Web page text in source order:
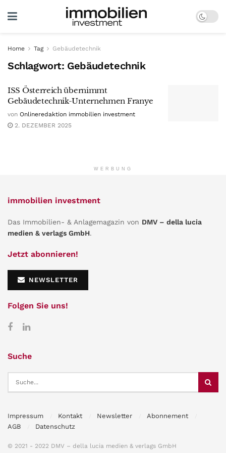
Home Tag Gebäudetechnik
Schlagwort: Gebäudetechnik
ISS Österreich übernimmt
Gebäudetechnik-Unternehmen Franye
von Onlineredaktion immobilien investment
2. DEZEMBER 2025
WERBUNG
immobilien investment
Das Immobilien- & Anlagemagazin von DMV – della lucia
medien & verlags GmbH.
Jetzt abonnieren!
NEWSLETTER
Folgen Sie uns!
Suche
Impressum Kontakt Newsletter
Abonnement
AGB
Datenschutz
© 2021 - 2022 DMV – della lucia medien & verlags GmbH